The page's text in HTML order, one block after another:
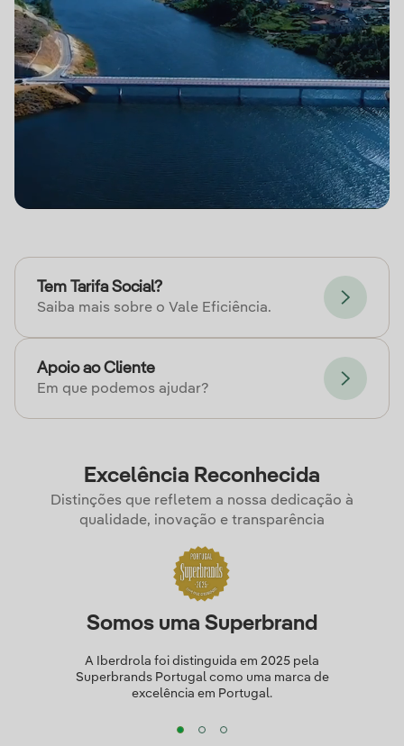
Tem Tarifa Social?
Saiba mais sobre o Vale Eficiência.
Apoio ao Cliente
Em que podemos ajudar?
Excelência Reconhecida
Distinções que refletem a nossa dedicação à
qualidade, inovação e transparência
Somos uma Superbrand
A Iberdrola foi distinguida em 2025 pela
Superbrands Portugal como uma marca de
excelência em Portugal.